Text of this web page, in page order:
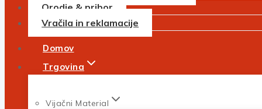
Orodje & pribor
Vračila in reklamacije
Domov
Trgovina
Vijačni Material